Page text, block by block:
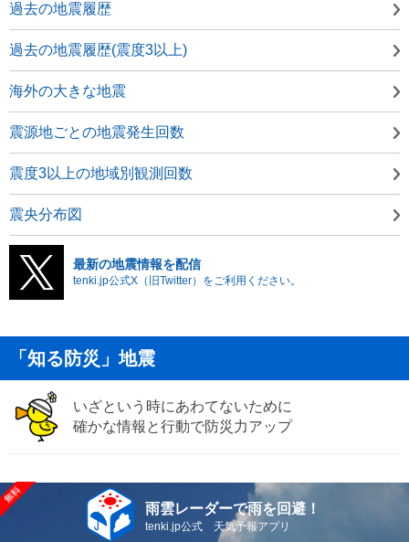
過去の地震履歴
過去の地震履歴(震度3以上)
海外の大きな地震
震源地ごとの地震発生回数
震度3以上の地域別観測回数
震央分布図
最新の地震情報を配信
tenki.jp公式X（旧Twitter）をご利用ください。
「知る防災」地震
いざという時にあわてないために
確かな情報と行動で防災力アップ
雨雲レーダーで雨を回避！
tenki.jp公式 天気予報アプリ